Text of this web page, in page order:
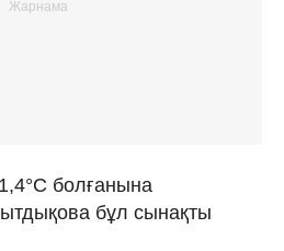
болғанына
бұл сынақты